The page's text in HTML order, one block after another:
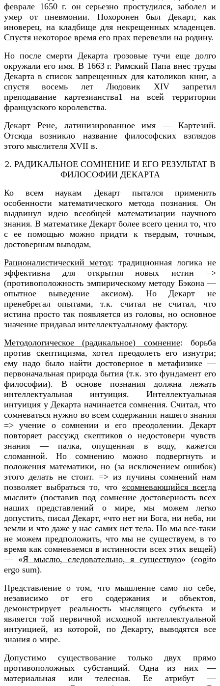
феврале 1650 г. он серьезно простудился, заболел и
умер от пневмонии. Похоронен был Декарт, как
иноверец, на кладбище для некрещенных младенцев.
Спустя некоторое время его прах перевезли на родину.
Но после смерти Декарта грозовые тучи еще долго
окружали его имя. В 1663 г. Римский Папа внес труды
Декарта в список запрещенных для католиков книг, а
спустя восемь лет Людовик XIV запретил
преподавание картезианства1 на всей территории
французского королевства.
Декарт Рене, латинизированное имя — Картезий.
Отсюда возникло название философских взглядов
этого мыслителя XVII в.
2. РАДИКАЛЬНОЕ СОМНЕНИЕ И ЕГО РЕЗУЛЬТАТ В
ФИЛОСОФИИ ДЕКАРТА
Ко всем наукам Декарт пытался применить
особенности математического метода познания. Он
выдвинул идею всеобщей математизации научного
знания. В математике Декарт более всего ценил то, что
с ее помощью можно придти к твердым, точным,
достоверным выводам.
Рационалистический метод: традиционная логика не
эффективна для открытия новых истин =>
(противоположность эмпирическому методу Бэкона —
опытное выведение аксиом). Но Декарт не
пренебрегал опытами, т.к. считал не считал, что
истина просто так появляется из головы, но основное
значение придавал интеллектуальному фактору.
Методологическое (радикальное) сомнение: борьба
против скептицизма, хотел преодолеть его изнутри;
ему надо было найти достоверное в метафизике —
первоначальная природа бытия (т.к. это фундамент его
философии). В основе познания должна лежать
интеллектуальная интуиция. Интеллектуальная
интуиция у Декарта начинается сомнения. Считал, что
сомневаться нужно во всем содержании нашего знания
=> учение о сомнении и его преодолении. Декарт
повторяет рассужд скептиков о недостоверн чувств
знания — палка, опущенная в воду, кажется
сломанной. Но сомнению можно подвергнуть и
положения математики, но (за исключением ошибок)
этого делать не стоит. => из пучины сомнений нам
позволяет выбраться то, что «сомневающийся всегда
мыслит» (поставив под сомнение достоверность всех
наших представлений о мире, мы можем легко
допустить, писал Декарт, «что нет ни Бога, ни неба, ни
земли и что даже у нас самих нет тела. Но мы все-таки
не можем предположить, что мы не существуем, в то
время как сомневаемся в истинности всех этих вещей)
— «Я мыслю, следовательно, я существую» (cogito
ergo sum).
Представление о том, что мышление само по себе,
независимо от его содержания и объектов,
демонстрирует реальность мыслящего субъекта и
является той первичной исходной интеллектуальной
интуицией, из которой, по Декарту, выводятся все
знания о мире.
Допустимо существование только двух прямо
противоположных субстанций. Одна из них —
материальная или телесная. Ее атрибут —